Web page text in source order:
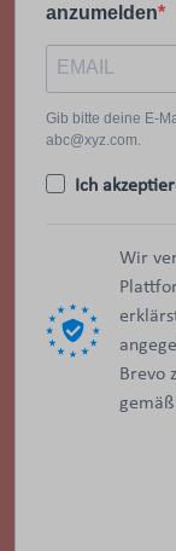
anzumelden
Gib bitte deine E-
abc@xyz.com.
Ich
Wir
Brevo